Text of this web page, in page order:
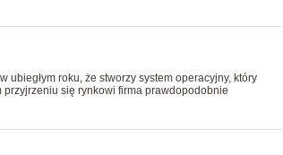
ubiegłym roku, że stworzy system operacyjny, który
się rynkowi firma prawdopodobnie